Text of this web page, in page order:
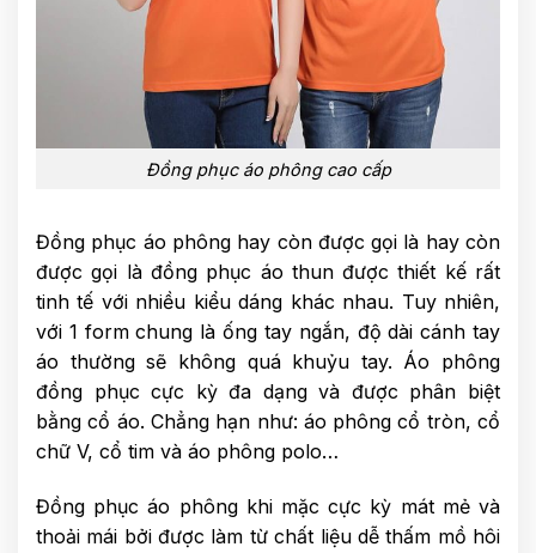
Đồng phục áo phông cao cấp
Đồng phục áo phông hay còn được gọi là hay còn
được gọi là đồng phục áo thun được thiết kế rất
tinh tế với nhiều kiểu dáng khác nhau. Tuy nhiên,
với 1 form chung là ống tay ngắn, độ dài cánh tay
áo thường sẽ không quá khuỷu tay. Áo phông
đồng phục cực kỳ đa dạng và được phân biệt
bằng cổ áo. Chẳng hạn như: áo phông cổ tròn, cổ
chữ V, cổ tim và áo phông polo…
Đồng phục áo phông khi mặc cực kỳ mát mẻ và
thoải mái bởi được làm từ chất liệu dễ thấm mồ hôi